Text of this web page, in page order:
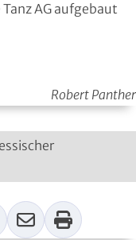
AG aufgebaut
Robert Panther
Mail Print